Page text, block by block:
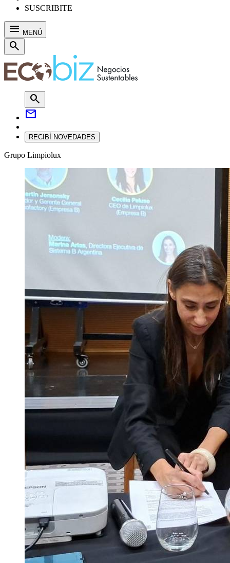
SUSCRIBITE
menu MENÚ
search
search
mail
RECIBÍ NOVEDADES
Grupo Limpiolux